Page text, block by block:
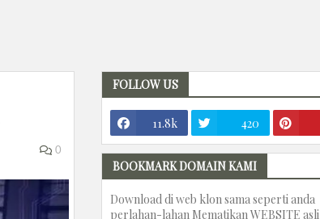
0
FOLLOW US
11.8k 420
BOOKMARK DOMAIN KAMI
Download di web klon sama seperti anda
perlahan-lahan Mematikan WEBSITE asli